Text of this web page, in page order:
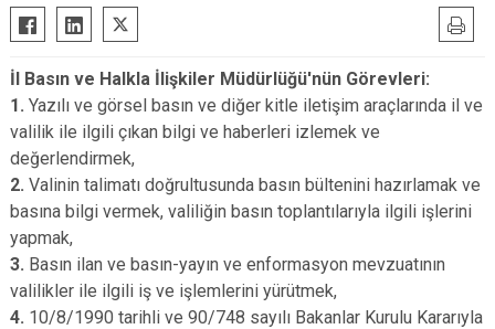
İl Basın ve Halkla İlişkiler Müdürlüğü'nün Görevleri:
1. Yazılı ve görsel basın ve diğer kitle iletişim araçlarında il ve
valilik ile ilgili çıkan bilgi ve haberleri izlemek ve
değerlendirmek,
2. Valinin talimatı doğrultusunda basın bültenini hazırlamak ve
basına bilgi vermek, valiliğin basın toplantılarıyla ilgili işlerini
yapmak,
3. Basın ilan ve basın-yayın ve enformasyon mevzuatının
valilikler ile ilgili iş ve işlemlerini yürütmek,
4. 10/8/1990 tarihli ve 90/748 sayılı Bakanlar Kurulu Kararıyla